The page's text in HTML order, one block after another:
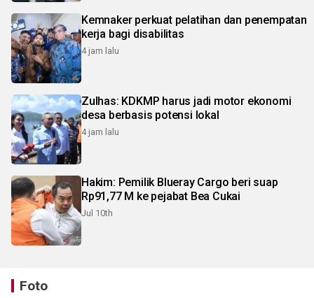
Kemnaker perkuat pelatihan dan penempatan
kerja bagi disabilitas
4 jam lalu
Zulhas: KDKMP harus jadi motor ekonomi
desa berbasis potensi lokal
4 jam lalu
Hakim: Pemilik Blueray Cargo beri suap
Rp91,77 M ke pejabat Bea Cukai
Jul 10th
Foto